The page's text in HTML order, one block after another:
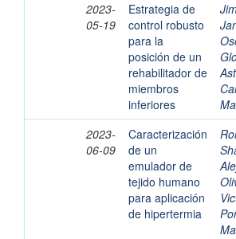
2023-
05-19
Estrategia de
control robusto
para la
posición de un
rehabilitador de
miembros
inferiores
2023-
06-09
Caracterización
de un
emulador de
tejido humano
para aplicación
de hipertermia